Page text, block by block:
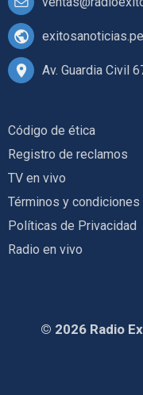
exitosanoticias.pe
Av. Guardia Civil
Código de ética
Registro de reclamos
TV en vivo
Términos y condiciones
Políticas de Privacidad
Radio en vivo
© 2026 Radio